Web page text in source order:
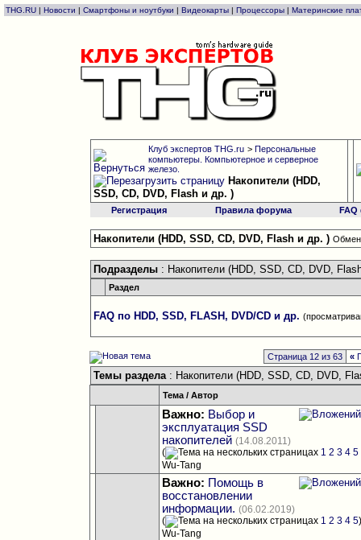
THG.RU | Новости | Смартфоны и ноутбуки | Видеокарты | Процессоры | Материнские
Клуб экспертов THG.ru > Персональные
компьютеры. Компьютерное и серверное
железо.
Накопители (HDD,
SSD, CD, DVD, Flash и др. )
Регистрация Правила форума
Накопители (HDD, SSD, CD, DVD, Flash и др. )
Подразделы: Накопители (HDD, SSD, CD, DVD,
Раздел
FAQ по HDD, SSD, FLASH, DVD/CD и др.
Страница 12 из 63 «
Темы раздела: Накопители (HDD, SSD, CD, DVD,
Тема /Автор
Важно: Выбор и
эксплуатация SSD
накопителей (14.08.2011)
(
1 2 3 4 5
Wu-Tang
Важно: Помощь в
восстановлении
информации. (06.02.2019)
(
1 2 3 4 5
Wu-Tang